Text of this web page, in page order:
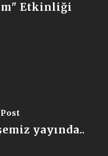
Etkinliği
yayında..